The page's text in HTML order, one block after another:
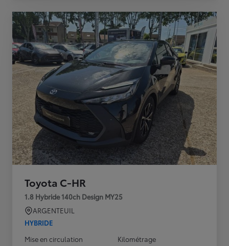
Toyota C-HR
1.8 Hybride 140ch Design MY25
ARGENTEUIL
HYBRIDE
Mise en circulation
Kilométrage